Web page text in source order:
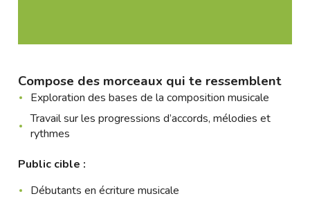
Compose des morceaux qui te ressemblent
Exploration des bases de la composition musicale
Travail sur les progressions d’accords, mélodies et
rythmes
Public cible :
Débutants en écriture musicale